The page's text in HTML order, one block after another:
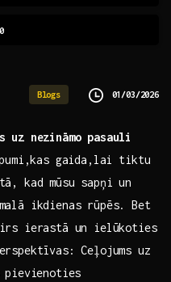
0
Blogs 01/03/2026
uz nezināmo pasauli
gaida,lai tiktu‍
kad mūsu ⁣sapņi un
ikdienas rūpēs.⁤ Bet
ierastā un ielūkoties‌
Ceļojums uz
pievienoties